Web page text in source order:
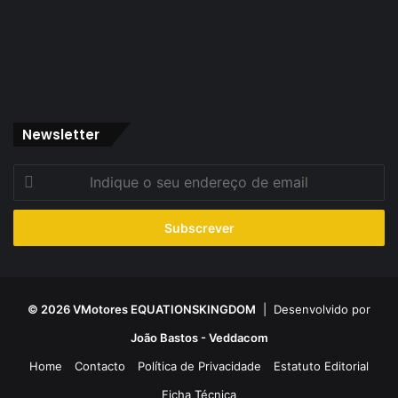
Newsletter
seu
de
© 2026 VMotores EQUATIONSKINGDOM | Desenvolvido por
João Bastos - Veddacom
Home
Contacto Política de Privacidade
Estatuto Editorial
Ficha Técnica